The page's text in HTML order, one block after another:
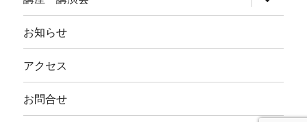
ニ
ー
展
ブ
ニ
ー
展
お知らせ
アクセス
お問合せ